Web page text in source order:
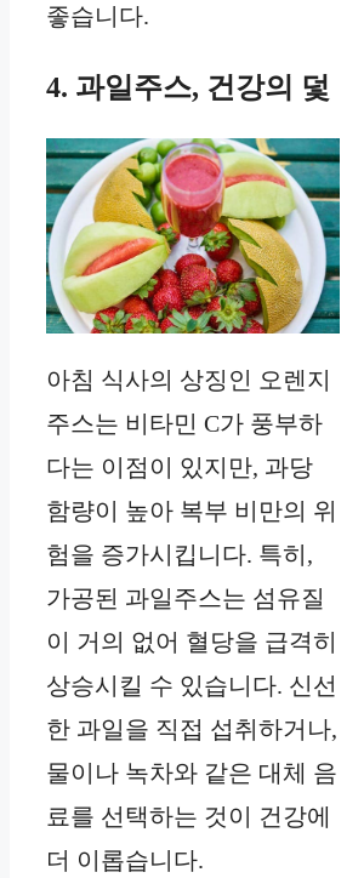
좋습니다.
4. 과일주스, 건강의 덫
아침 식사의 상징인 오렌지
주스는 비타민 C가 풍부하
다는 이점이 있지만, 과당
함량이 높아 복부 비만의 위
험을 증가시킵니다. 특히,
가공된 과일주스는 섬유질
이 거의 없어 혈당을 급격히
상승시킬 수 있습니다. 신선
한 과일을 직접 섭취하거나,
물이나 녹차와 같은 대체 음
료를 선택하는 것이 건강에
더 이롭습니다.